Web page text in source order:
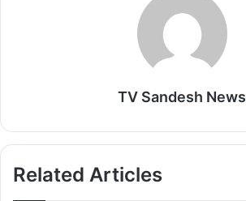
TV Sandesh News
Related Articles